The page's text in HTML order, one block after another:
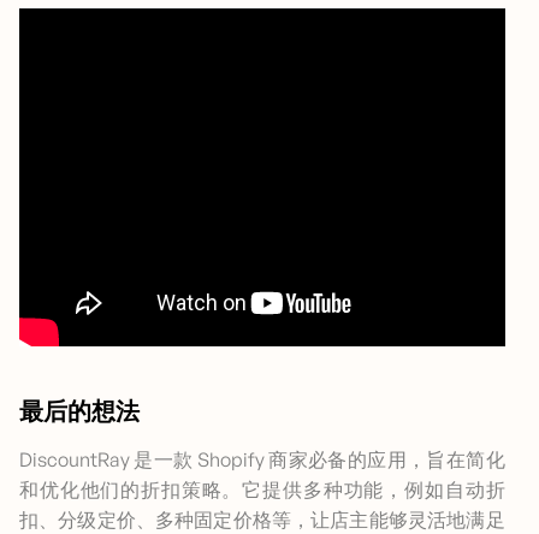
最后的想法
DiscountRay 是一款 Shopify 商家必备的应用，旨在简化
和优化他们的折扣策略。它提供多种功能，例如自动折
扣、分级定价、多种固定价格等，让店主能够灵活地满足